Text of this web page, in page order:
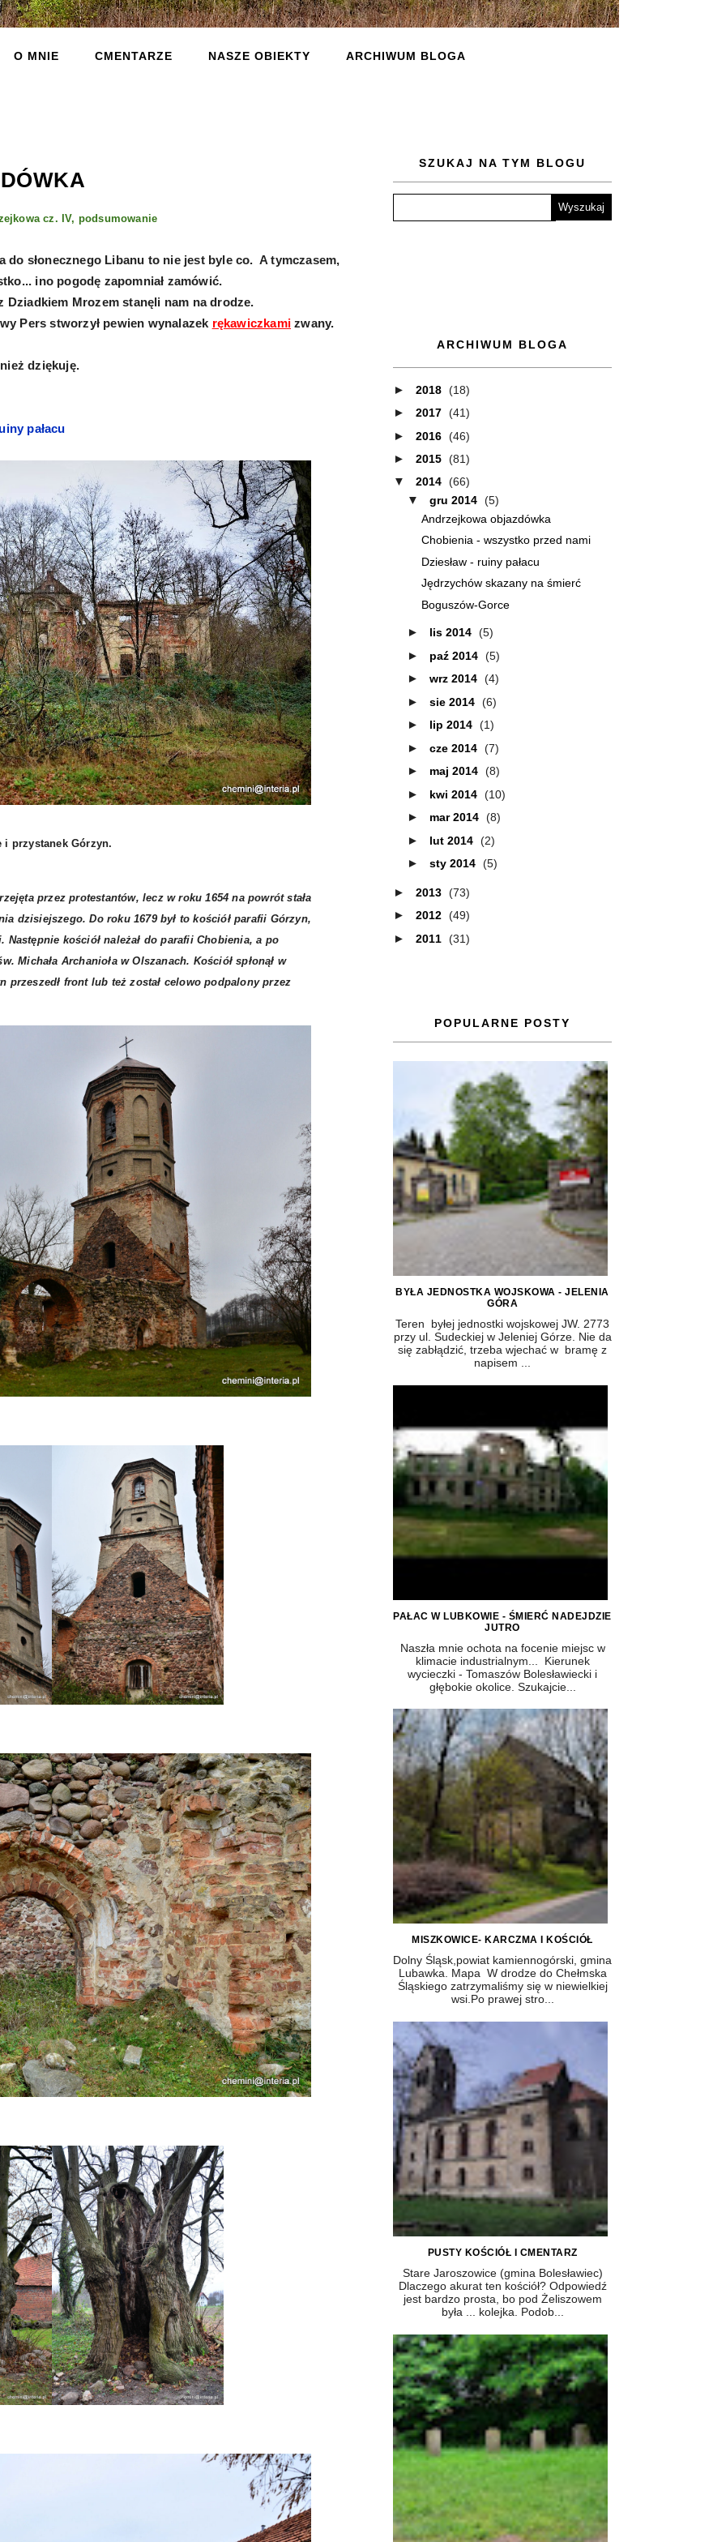
O MNIE CMENTARZE NASZE OBIEKTY ARCHIWUM BLOGA
cz. IV, podsumowanie
słonecznego Libanu to nie jest byle co. A tymczasem,
ino pogodę zapomniał zamówić.
Dziadkiem Mrozem stanęli nam na drodze.
Pers stworzył pewien wynalazek rękawiczkami zwany.
dziękuję.
pałacu
przystanek Górzyn.
przez protestantów, lecz w roku 1654 na powrót stała
dzisiejszego. Do roku 1679 był to kościół parafii Górzyn,
kościół należał do parafii Chobienia, a po
Michała Archanioła w Olszanach. Kościół spłonął w
przeszedł front lub też został celowo podpalony przez
SZUKAJ NA TYM BLOGU
ARCHIWUM BLOGA
► 2018 (18)
► 2017 (41)
► 2016 (46)
► 2015 (81)
▼ 2014 (66)
▼ gru 2014 (5)
Andrzejkowa objazdówka
Chobienia - wszystko przed nami
Dziesław - ruiny pałacu
Jędrzychów skazany na śmierć
Boguszów-Gorce
► lis 2014 (5)
► paź 2014 (5)
► wrz 2014 (4)
► sie 2014 (6)
► lip 2014 (1)
► cze 2014 (7)
► maj 2014 (8)
► kwi 2014 (10)
► mar 2014 (8)
► lut 2014 (2)
► sty 2014 (5)
► 2013 (73)
► 2012 (49)
► 2011 (31)
POPULARNE POSTY
BYŁA JEDNOSTKA WOJSKOWA - JELENIA
GÓRA
Teren byłej jednostki wojskowej JW. 2773
przy ul. Sudeckiej w Jeleniej Górze. Nie da
się zabłądzić, trzeba wjechać w bramę z
napisem ...
PAŁAC W LUBKOWIE - ŚMIERĆ NADEJDZIE
JUTRO
Naszła mnie ochota na focenie miejsc w
klimacie industrialnym... Kierunek
wycieczki - Tomaszów Bolesławiecki i
głębokie okolice. Szukajcie...
MISZKOWICE- KARCZMA I KOŚCIÓŁ
Dolny Śląsk,powiat kamiennogórski, gmina
Lubawka. Mapa W drodze do Chełmska
Śląskiego zatrzymaliśmy się w niewielkiej
wsi.Po prawej stro...
PUSTY KOŚCIÓŁ I CMENTARZ
Stare Jaroszowice (gmina Bolesławiec)
Dlaczego akurat ten kościół? Odpowiedź
jest bardzo prosta, bo pod Żeliszowem
była ... kolejka. Podob...